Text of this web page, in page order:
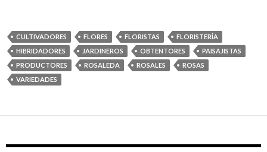
CULTIVADORES FLORES FLORISTAS
FLORISTERÍA
HIBRIDADORES
JARDINEROS OBTENTORES
PAISAJISTAS
PRODUCTORES
ROSALEDA ROSALES
ROSAS
VARIEDADES